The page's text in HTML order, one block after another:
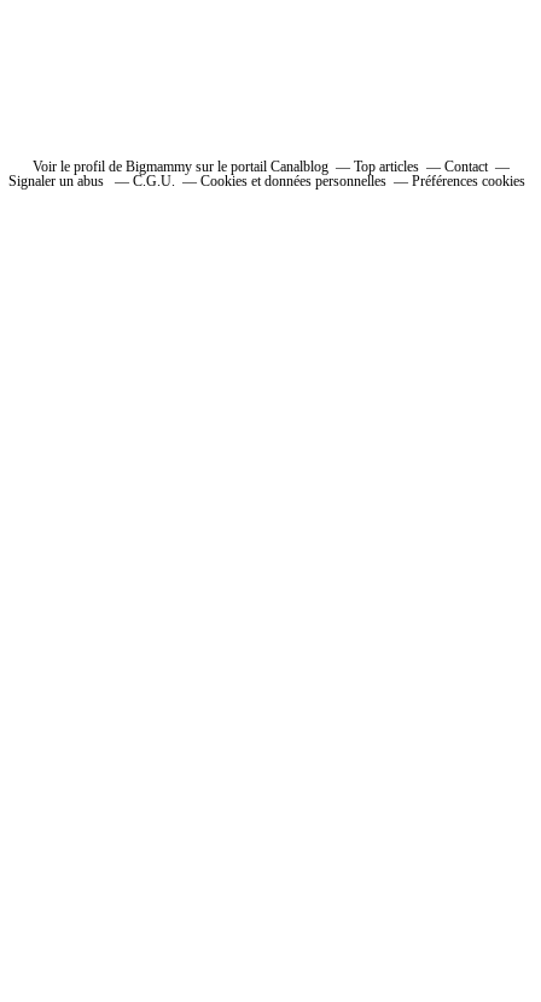
Voir le profil de Bigmammy sur le portail Canalblog Top articles
Contact
Signaler un abus
C.G.U. Cookies et données personnelles Préférences cookies